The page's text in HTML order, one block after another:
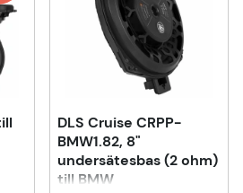
DLS Cruise CRPP-
BMW1.82, 8"
undersätesbas (2 ohm)
till BMW